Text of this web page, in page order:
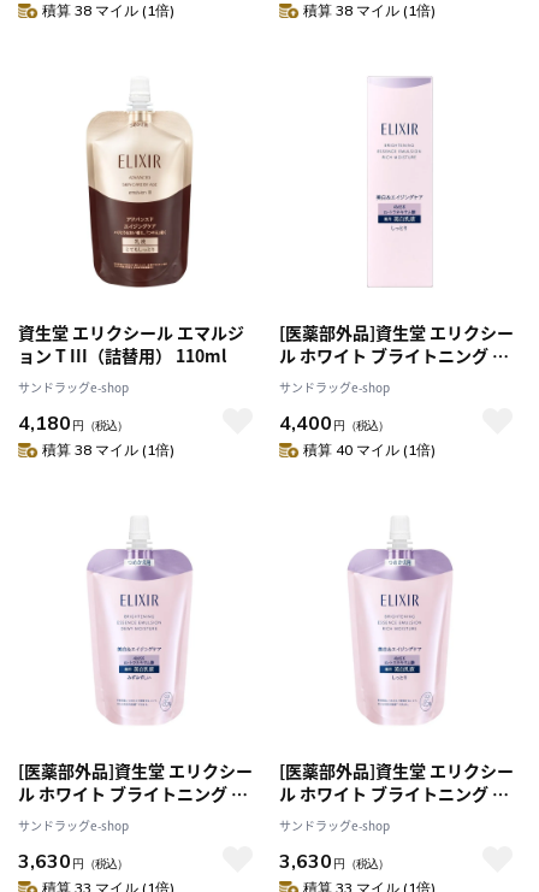
積算 38 マイル (1倍) 積算 38 マイル (1倍)
資生堂 エリクシール エマルジ
ョン T III（詰替用） 110ml
サンドラッグe-shop
4,180 円 （税込）
積算 38 マイル (1倍)
[医薬部外品]資生堂 エリクシー
ル ホワイト ブライトニング エ
マルジョン しっとりタイプ ca
130mL
サンドラッグe-shop
4,400 円 （税込）
積算 40 マイル (1倍)
[医薬部外品]資生堂 エリクシー
ル ホワイト ブライトニング エ
マルジョン みずみずしいタイプ
ca つめかえ用 110mL
サンドラッグe-shop
3,630 円 （税込）
積算 33 マイル (1倍)
[医薬部外品]資生堂 エリクシー
ル ホワイト ブライトニング エ
マルジョン しっとりタイプ ca
つめかえ用 110mL
サンドラッグe-shop
3,630 円 （税込）
積算 33 マイル (1倍)